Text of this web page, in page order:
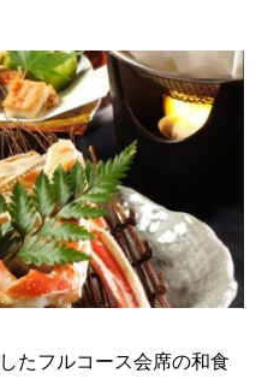
たフルコース会席の和食